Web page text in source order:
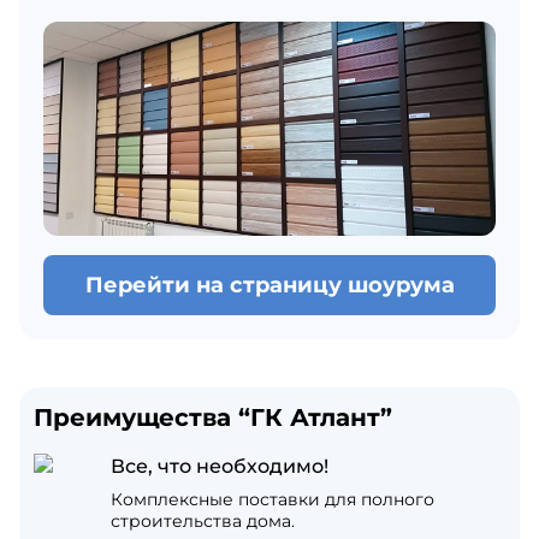
Перейти на страницу шоурума
Преимущества “ГК Атлант”
Все, что необходимо!
Комплексные поставки для полного
строительства дома.